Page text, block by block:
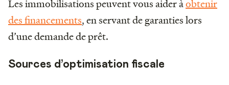
Les immobilisations peuvent vous aider àobtenir
des financements, en servant de garanties lors
d’une demande de prêt.
Sources d’optimisation fiscale